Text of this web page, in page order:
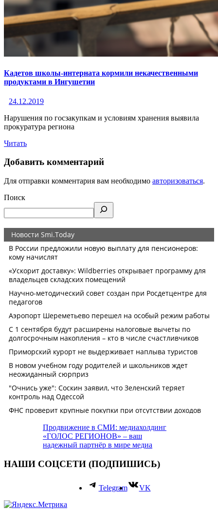
Кадетов школы-интерната кормили некачественными
продуктами в Ингушетии
24.12.2019
Нарушения по госзакупкам и условиям хранения выявила
прокуратура региона
Читать
Добавить комментарий
Для отправки комментария вам необходимо авторизоваться.
Поиск
Продвижение в СМИ: медиахолдинг
«ГОЛОС РЕГИОНОВ» – ваш
надежный партнёр в мире медиа
НАШИ СОЦСЕТИ (ПОДПИШИСЬ)
Telegram VK